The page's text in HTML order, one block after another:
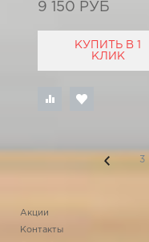
9 150 РУБ
КУПИТЬ В 1
КЛИК
3
Акции
Контакты